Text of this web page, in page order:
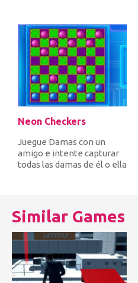
Neon Checkers
Juegue Damas con un
amigo e intente capturar
todas las damas de él o ella
Similar Games